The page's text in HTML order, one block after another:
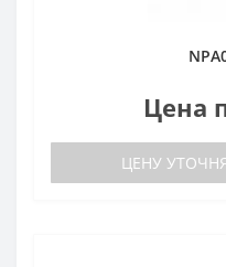
Цена
ЦЕНУ